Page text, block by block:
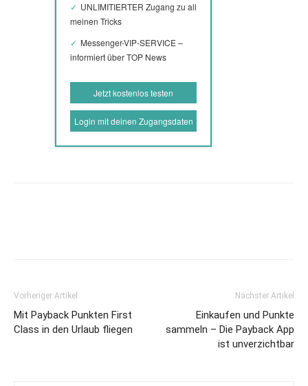
UNLIMITIERTER Zugang zu all
meinen Tricks
Messenger-VIP-SERVICE –
informiert über TOP News
Jetzt kostenlos testen
Login mit deinen Zugangsdaten
Vorheriger Artikel
Mit Payback Punkten First
Class in den Urlaub fliegen
Nächster Artikel
Einkaufen und Punkte
sammeln – Die Payback App
ist unverzichtbar